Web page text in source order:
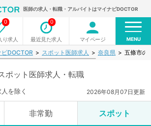
医師の求人・転職・アルバイトはマイナビDOCTOR
り求人
0
最近見た求人
0
マイページ MENU
DOCTOR スポット医師求人 奈良県 五條市の
ポット医師求人・転職
を除く 2026年08月07日更新
非常勤 スポット